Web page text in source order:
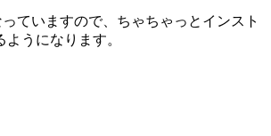
っていますので、ちゃちゃっとインスト
うになります。